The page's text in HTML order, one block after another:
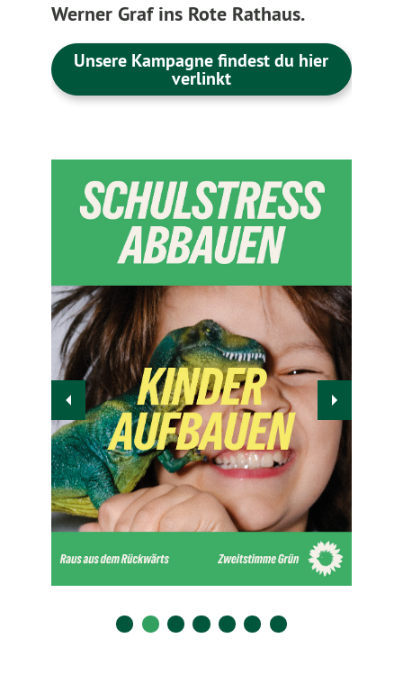
Werner Graf ins Rote Rathaus.
Unsere Kampagne findest du hier
verlinkt